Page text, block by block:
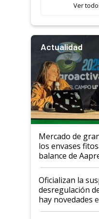
Ver
Actualidad
Mercado de
los envases
balance de
Oficializan la
desregulación
hay novedades
la hidrovía